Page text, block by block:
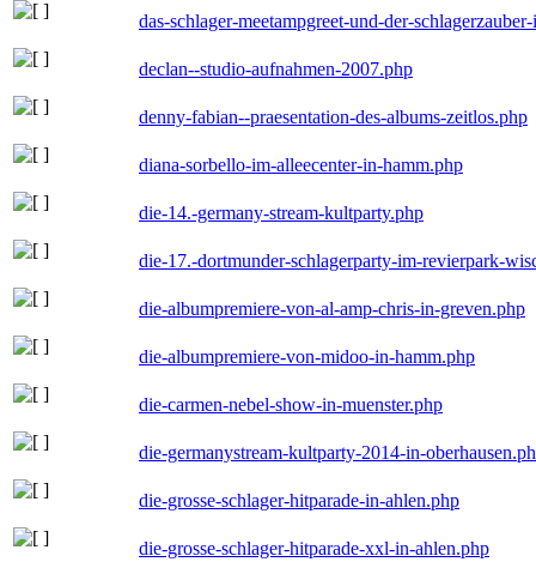
das-schlager-meetampgreet-und-der-
declan--studio-aufnahmen-2007.php
denny-fabian--praesentation-des-albums-zeitlos.php
diana-sorbello-im-alleecenter-in-hamm.php
die-14.-germany-stream-kultparty.php
die-17.-dortmunder-schlagerparty-im-revierpark-
die-albumpremiere-von-al-amp-chris-in-greven.php
die-albumpremiere-von-midoo-in-hamm.php
die-carmen-nebel-show-in-muenster.php
die-germanystream-kultparty-2014-in-
die-grosse-schlager-hitparade-in-ahlen.php
die-grosse-schlager-hitparade-xxl-in-ahlen.php